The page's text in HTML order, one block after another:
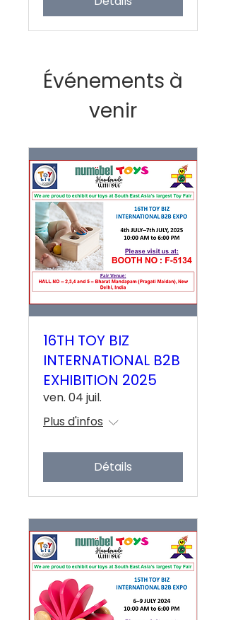
Événements à
venir
16TH TOY BIZ
INTERNATIONAL B2B
EXHIBITION 2025
ven. 04 juil.
Plus d'infos
Détails